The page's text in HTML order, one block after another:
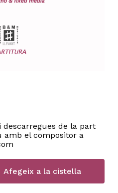
descarregues de la part
amb el compositor a
Afegeix a la cistella